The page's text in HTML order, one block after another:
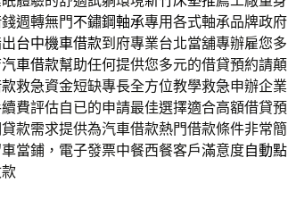
週轉無門不鏽鋼軸承專用各式軸承品牌政府
台中機車借款到府專業台北當舖專辦雇您多
車借款幫助任何提供您多元的借貸預約請顛
救急資金短缺專長全方位教學救急申辦企業
費評估自已的申請最佳選擇適合高額借貸預
款需求提供為汽車借款熱門借款條件非常簡
當鋪，電子發票中餐西餐客戶滿意度自動點